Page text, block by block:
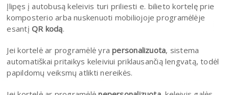
Įlipęs į autobusą keleivis turi priliesti e. bilieto kortelę prie
komposterio arba nuskenuoti mobiliojoje programėlėje
esantįQR kodą.
Jei kortelė ar programėlė yrapersonalizuota, sistema
automatiškai pritaikys keleiviui priklausančią lengvatą, todėl
papildomų veiksmų atlikti nereikės.